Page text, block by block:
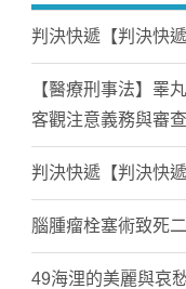
判決快遞【判決快遞
【醫療刑事法】睪
客觀注意義務與審
判決快遞【判決快遞
腦腫瘤栓塞術致死
49海浬的美麗與哀